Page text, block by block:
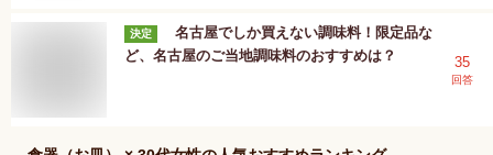
決定
名古屋でしか買えない調味料！限定品な
ど、名古屋のご当地調味料のおすすめは？
35
回答